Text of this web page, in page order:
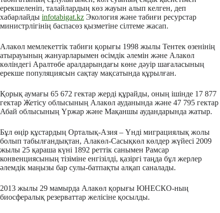
ерекшеленіп, талайлардың көз жауын алып келген, деп
хабарлайды infotabigat.kz Экология және табиғи ресурстар
министрлігінің баспасөз қызметіне сілтеме жасап.
Алакөл мемлекеттік табиғи қорығы 1998 жылы Тентек өзенінің
атырауының жануарларымен өсімдік әлемін және Алакөл
көліндегі Аралтөбе аралдарындағы көне дәуір шағаласының
ерекше популяциясын сақтау мақсатында құрылған.
Қорық аумағы 65 672 гектар жерді құрайды, оның ішінде 17 877
гектар Жетісу облысының Алакөл ауданында және 47 795 гектар
Абай облысының Үржар және Мақаншы аудандарында жатыр.
Бұл өңір құстардың Орталық-Азия – Үнді миграциялық жолы
болып табылғандықтан, Алакөл-Сасықкөл көлдер жүйесі 2009
жылы 25 қараша күні 1892 реттік санымен Рамсар
конвенциясының тізіміне енгізілді, қазіргі таңда бұл жерлер
әлемдік маңызы бар сулы-батпақты алқап саналады.
2013 жылы 29 мамырда Алакөл қорығы ЮНЕСКО-ның
биосфералық резерваттар желісіне қосылды.